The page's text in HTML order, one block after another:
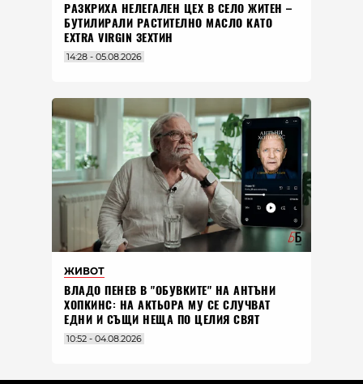
РАЗКРИХА НЕЛЕГАЛЕН ЦЕХ В СЕЛО ЖИТЕН –
БУТИЛИРАЛИ РАСТИТЕЛНО МАСЛО КАТО
EXTRA VIRGIN ЗЕХТИН
14:28 - 05.08.2026
ЖИВОТ
ВЛАДO ПЕНЕВ В "ОБУВКИТЕ" НА АНТЪНИ
ХОПКИНС: НА АКТЬОРА МУ СЕ СЛУЧВАТ
ЕДНИ И СЪЩИ НЕЩА ПО ЦЕЛИЯ СВЯТ
10:52 - 04.08.2026